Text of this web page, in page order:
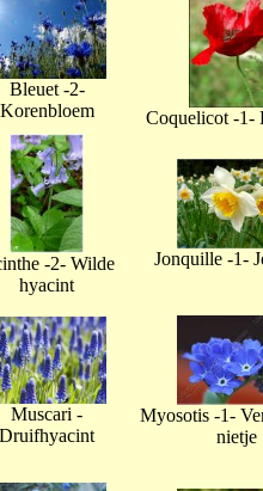
Bleuet -2-
Korenbloem
Coquelicot -1-
-2- Wilde
hyacint
Jonquille -1-
Muscari -
Druifhyacint
Myosotis -1-
nietje